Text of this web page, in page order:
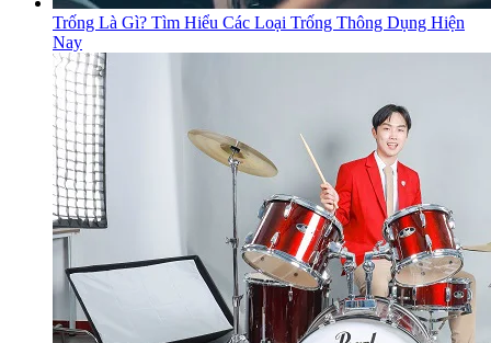
Trống Là Gì? Tìm Hiểu Các Loại Trống Thông Dụng Hiện
Nay